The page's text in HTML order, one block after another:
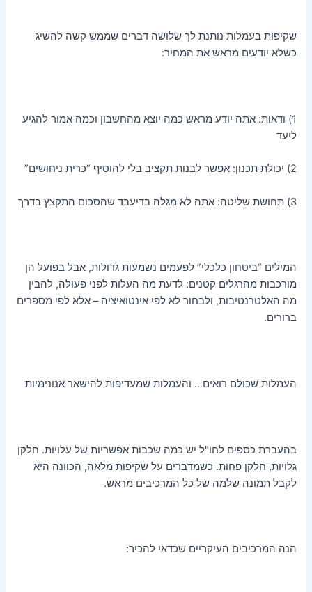
שקיפות בעמלות נותנת לך שלושה דברים שממש קשה להשיג
כשלא יודעים מראש את המחיר:
1) ודאות: אתה יודע מראש כמה יוצא מהחשבון וכמה אמור להגיע
ליעד
2) יכולת תכנון: אפשר לבנות תקציב בלי להוסיף “כרית ניחושים”
3) תחושת שליטה: אתה לא מגלה בדיעבד שהסכום התקצץ בדרך
המילים “ביטחון כלכלי” לפעמים נשמעות גדולות, אבל בפועל הן
מורכבות מהרגלים קטנים: לדעת מה העלות לפני פעולה, להבין
מה האלטרנטיבות, ולבחור לא לפי אינטואיציה – אלא לפי מספרים
ברורים.
העמלות שכולם רואים… והעמלות שמעדיפות להישאר אנונימיות
בהעברת כספים לחו"ל יש כמה שכבות אפשריות של עלויות. חלקן
גלויות, חלקן פחות. כשמדברים על שקיפות מלאה, הכוונה היא
לקבל תמונה שלמה של כל המרכיבים מראש.
הנה המרכיבים העיקריים שכדאי להכיר: